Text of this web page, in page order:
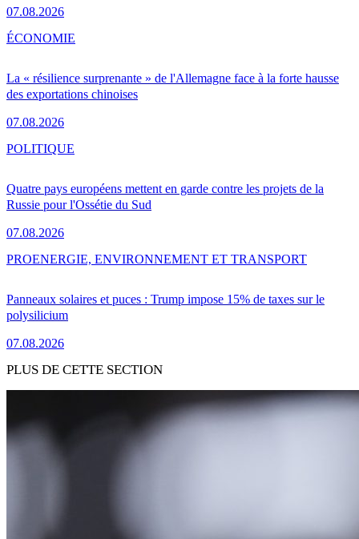
07.08.2026
La « résilience surprenante » de l'Allemagne face à la forte hausse
des exportations chinoises
07.08.2026
ÉCONOMIE
Quatre pays européens mettent en garde contre les projets de la
Russie pour l'Ossétie du Sud
07.08.2026
POLITIQUE
Panneaux solaires et puces : Trump impose 15% de taxes sur le
polysilicium
07.08.2026
PROENERGIE, ENVIRONNEMENT ET TRANSPORT
PLUS DE CETTE SECTION